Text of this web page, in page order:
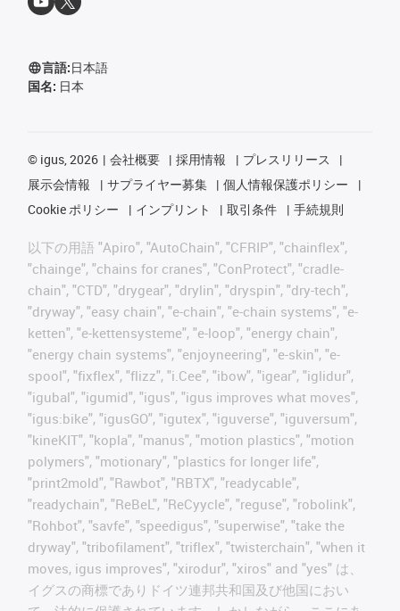
言語:日本語
国名: 日本
© igus, 2026 会社概要 採用情報
プレスリリース
展示会情報
サプライヤー募集
個人情報保護ポリシー
Cookie ポリシー
インプリント 取引条件 手続規則
以下の用語 "Apiro", "AutoChain", "CFRIP", "chainflex",
"chainge", "chains for cranes", "ConProtect", "cradle-
chain", "CTD", "drygear", "drylin", "dryspin", "dry-tech",
"dryway", "easy chain", "e-chain", "e-chain systems", "e-
ketten", "e-kettensysteme", "e-loop", "energy chain",
"energy chain systems", "enjoyneering", "e-skin", "e-
spool", "fixflex", "flizz", "i.Cee", "ibow", "igear", "iglidur",
"igubal", "igumid", "igus", "igus improves what moves",
"igus:bike", "igusGO", "igutex", "iguverse", "iguversum",
"kineKIT", "kopla", "manus", "motion plastics", "motion
polymers", "motionary", "plastics for longer life",
"print2mold", "Rawbot", "RBTX", "readycable",
"readychain", "ReBeL", "ReCyycle", "reguse", "robolink",
"Rohbot", "savfe", "speedigus", "superwise", "take the
dryway", "tribofilament", "triflex", "twisterchain", "when it
moves, igus improves", "xirodur", "xiros" and "yes" は、
イグスの商標でありドイツ連邦共和国及び他国におい